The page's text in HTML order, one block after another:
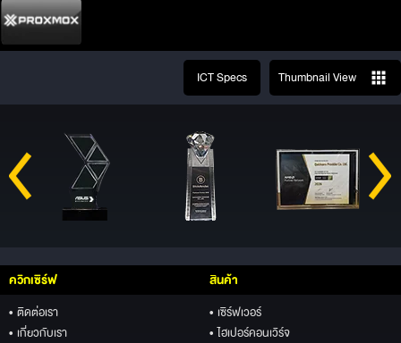
ICT Specs Thumbnail View
ควิกเซิร์ฟ
• ติดต่อเรา
• เกี่ยวกับเรา
สินค้า
• เซิร์ฟเวอร์
• ไฮเปอร์คอนเวิร์จ